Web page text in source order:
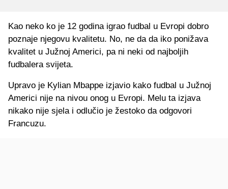
Kao neko ko je 12 godina igrao fudbal u Evropi dobro
poznaje njegovu kvalitetu. No, ne da da iko ponižava
kvalitet u Južnoj Americi, pa ni neki od najboljih
fudbalera svijeta.
Upravo je Kylian Mbappe izjavio kako fudbal u Južnoj
Americi nije na nivou onog u Evropi. Melu ta izjava
nikako nije sjela i odlučio je žestoko da odgovori
Francuzu.